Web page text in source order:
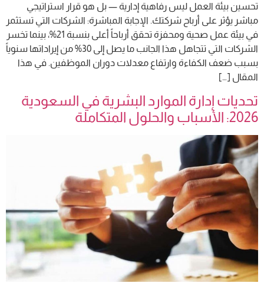
تحسين بيئة العمل ليس رفاهية إدارية — بل هو قرار استراتيجي
مباشر يؤثر على أرباح شركتك. الإجابة المباشرة: الشركات التي تستثمر
في بيئة عمل صحية ومحفزة تحقق أرباحاً أعلى بنسبة 21%، بينما تخسر
الشركات التي تتجاهل هذا الجانب ما يصل إلى 30% من إيراداتها سنوياً
بسبب ضعف الكفاءة وارتفاع معدلات دوران الموظفين. في هذا
المقال […]
تحديات إدارة الموارد البشرية في السعودية
2026: الأسباب والحلول المتكاملة